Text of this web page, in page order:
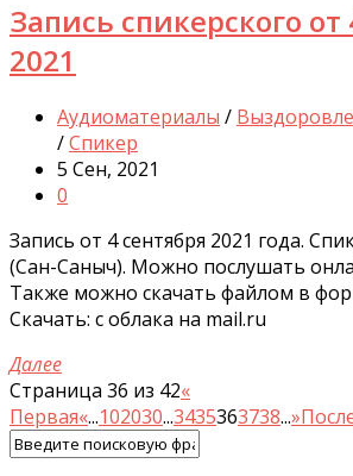
Запись спикерского от
2021
Аудиоматериалы /
/Спикер
5 Сен, 2021
0
Запись от 4 сентября 2021 года.
(Сан-Саныч). Можно послушать
Также можно скачать файлом в
Скачать: с облака на mail.ru
Далее
Страница 36 из 42«
Первая«...102030...3435363738...»